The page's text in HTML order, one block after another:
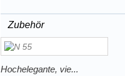
Zubehör
Hochelegante, vie...